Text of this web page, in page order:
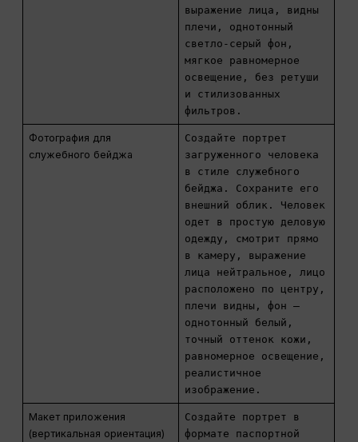
выражение лица, видны
плечи, однотонный
светло-серый фон,
мягкое равномерное
освещение, без ретуши
и стилизованных
фильтров.
Фотография для
служебного бейджа
Создайте портрет
загруженного человека
в стиле служебного
бейджа. Сохраните его
внешний облик. Человек
одет в простую деловую
одежду, смотрит прямо
в камеру, выражение
лица нейтральное, лицо
расположено по центру,
плечи видны, фон —
однотонный белый,
точный оттенок кожи,
равномерное освещение,
реалистичное
изображение.
Макет приложения
(вертикальная ориентация)
Создайте портрет в
формате паспортной